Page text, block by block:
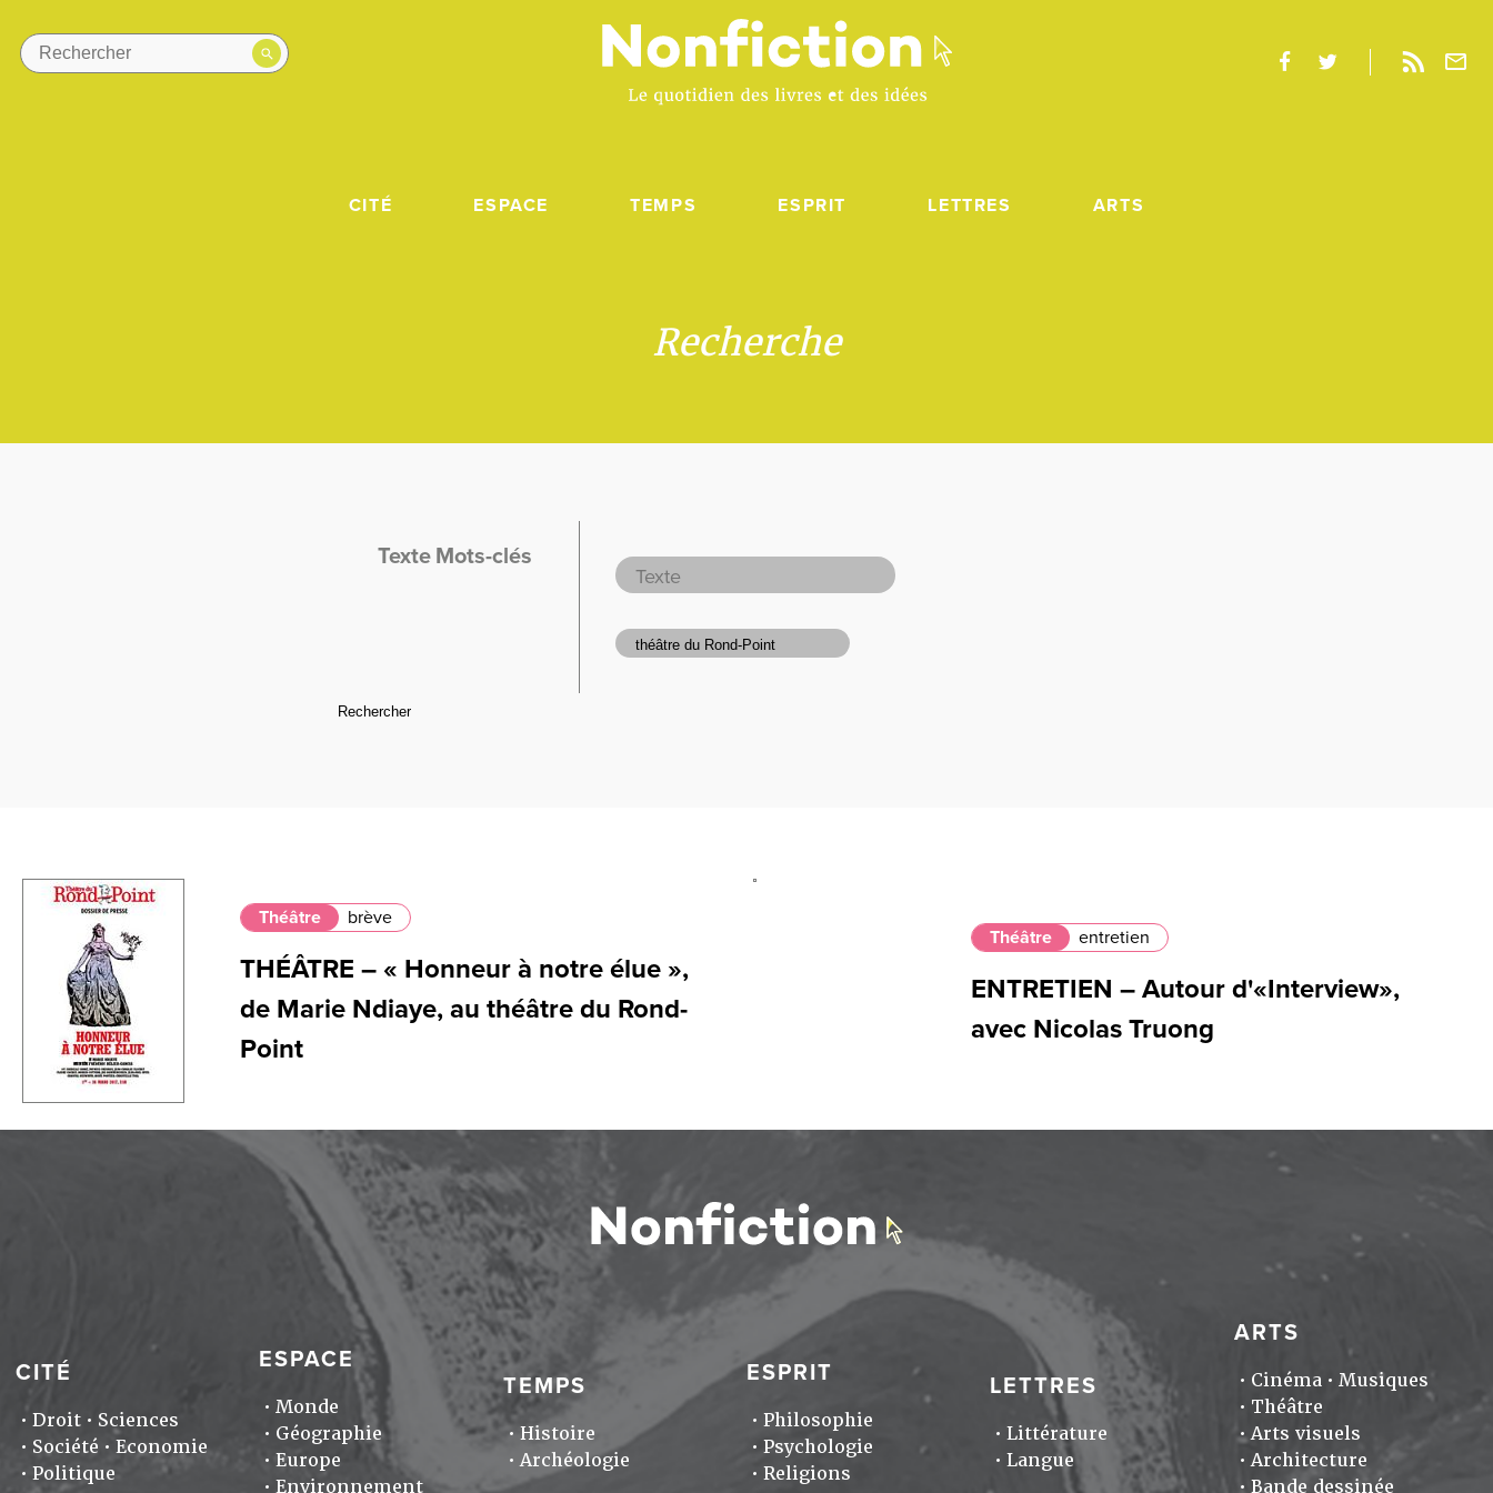
CITÉ ESPACE TEMPS ESPRIT LETTRES ARTS
Recherche
Texte Mots-clés
Théâtre brève
THÉÂTRE – « Honneur à notre élue »,
de Marie Ndiaye, au théâtre du Rond-
Point
Théâtre entretien
ENTRETIEN – Autour d'«Interview»,
avec Nicolas Truong
CITÉ
Droit
Sciences
Société
Economie
Politique
ESPACE
Monde
Géographie
Europe
Environnement
TEMPS
Histoire
Archéologie
ESPRIT
Philosophie
Psychologie
Religions
LETTRES
Littérature
Langue
ARTS
Cinéma
Musiques
Théâtre
Arts visuels
Architecture
Bande dessinée